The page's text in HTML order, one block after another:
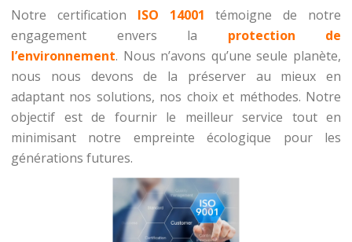
Notre certification ISO 14001 témoigne de notre
engagement envers la protection de
l’environnement. Nous n’avons qu’une seule planète,
nous nous devons de la préserver au mieux en
adaptant nos solutions, nos choix et méthodes. Notre
objectif est de fournir le meilleur service tout en
minimisant notre empreinte écologique pour les
générations futures.